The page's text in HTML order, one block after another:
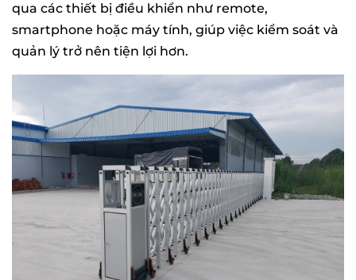
qua các thiết bị điều khiển như remote,
smartphone hoặc máy tính, giúp việc kiểm soát và
quản lý trở nên tiện lợi hơn.